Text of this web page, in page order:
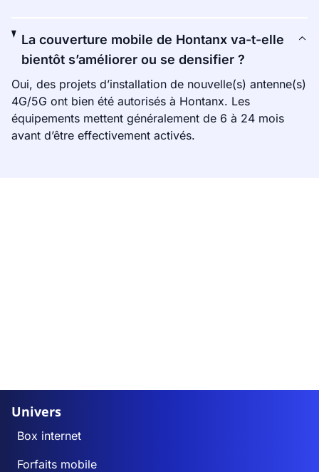
La couverture mobile de Hontanx va-t-elle
bientôt s’améliorer ou se densifier ?
Oui, des projets d’installation de nouvelle(s) antenne(s)
4G/5G ont bien été autorisés à Hontanx. Les
équipements mettent généralement de 6 à 24 mois
avant d’être effectivement activés.
Univers
Box internet
Forfaits mobile